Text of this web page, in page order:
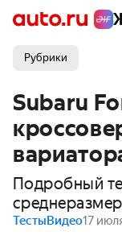
Рубрики
Subaru
Подробный
ТестыВидео17